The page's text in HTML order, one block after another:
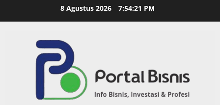
8 Agustus 2026 7:54:22 PM